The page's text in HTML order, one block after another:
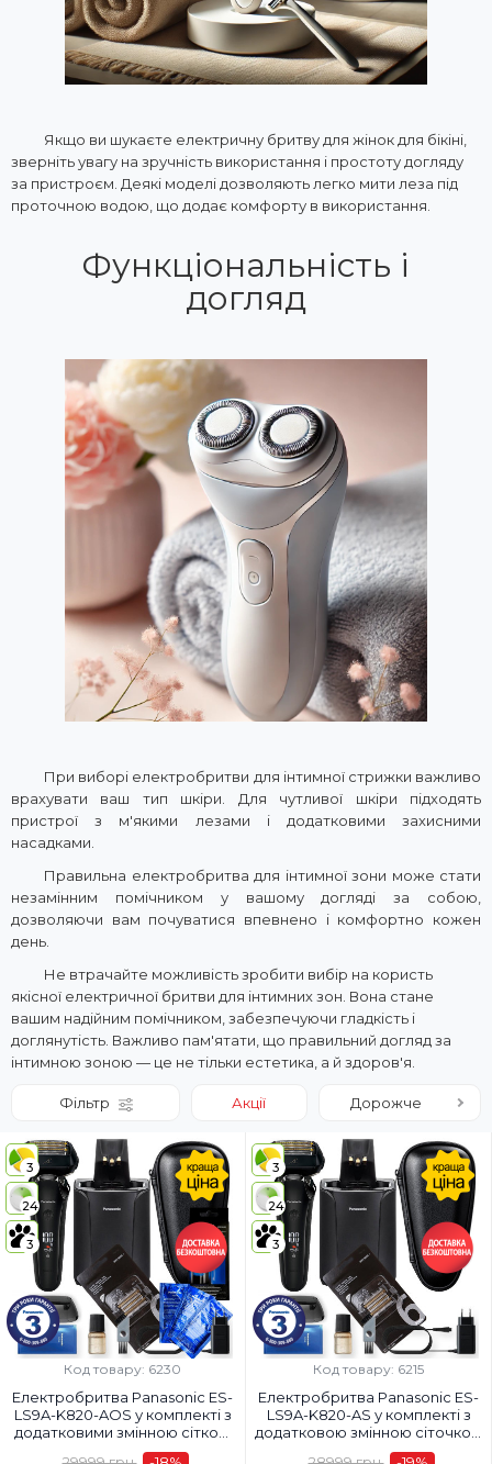
Якщо ви шукаєте електричну бритву для жінок для бікіні,
зверніть увагу на зручність використання і простоту догляду
за пристроєм. Деякі моделі дозволяють легко мити леза під
проточною водою, що додає комфорту в використання.
Функціональність і
догляд
При виборі електробритви для інтимної стрижки важливо
врахувати ваш тип шкіри. Для чутливої шкіри підходять
пристрої з м'якими лезами і додатковими захисними
насадками.
Правильна електробритва для інтимної зони може стати
незамінним помічником у вашому догляді за собою,
дозволяючи вам почуватися впевнено і комфортно кожен
день.
Не втрачайте можливість зробити вибір на користь
якісної електричної бритви для інтимних зон. Вона стане
вашим надійним помічником, забезпечуючи гладкість і
доглянутість. Важливо пам'ятати, що правильний догляд за
інтимною зоною — це не тільки естетика, а й здоров'я.
Фільтр Акції Дорожче
3
24
3
Код товару: 6230
Електробритва Panasonic ES-
LS9A-K820-AOS у комплекті з
додатковими змінною сіткою
WES9600Y1361 і миючим
3
24
3
Код товару: 6215
Електробритва Panasonic ES-
LS9A-K820-AS у комплекті з
додатковою змінною сіточкою
для електробритв Panasonic